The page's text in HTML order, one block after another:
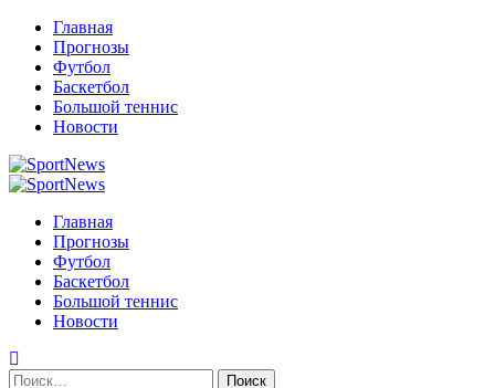
Перейти
содержимому
Главная
Прогнозы
Футбол
Баскетбол
Большой теннис
Новости
Primary
Главная
Прогнозы
Футбол
Баскетбол
Большой теннис
Новости
Найти: